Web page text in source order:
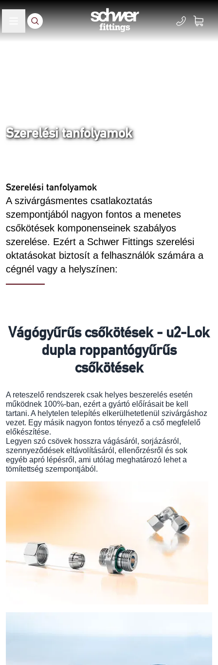
Szerelési tanfolyamok
Szerelési tanfolyamok
A szivárgásmentes csatlakoztatás
szempontjából nagyon fontos a menetes
csőkötések komponenseinek szabályos
szerelése. Ezért a Schwer Fittings szerelési
oktatásokat biztosít a felhasználók számára a
cégnél vagy a helyszínen:
Vágógyűrűs csőkötések - u2-Lok
dupla roppantógyűrűs
csőkötések
A reteszelő rendszerek csak helyes beszerelés esetén
működnek 100%-ban, ezért a gyártó előírásait be kell
tartani. A helytelen telepítés elkerülhetetlenül szivárgáshoz
vezet. Egy másik nagyon fontos tényező a cső megfelelő
előkészítése.
Legyen szó csövek hosszra vágásáról, sorjázásról,
szennyeződések eltávolításáról, ellenőrzésről és sok
egyéb apró lépésről, ami utólag meghatározó lehet a
tömítettség szempontjából.